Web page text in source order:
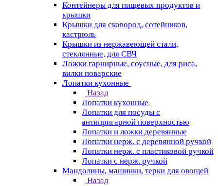
Контейнеры для пищевых продуктов и
крышки
Крышки для сковород, сотейников,
кастрюль
Крышки из нержавеющей стали,
стеклянные, для СВЧ
Ложки гарнирные, соусные, для риса,
вилки поварские
Лопатки кухонные
Назад
Лопатки кухонные
Лопатки для посуды с
антипригарной поверхностью
Лопатки и ложки деревянные
Лопатки нерж. с деревянной ручкой
Лопатки нерж. с пластиковой ручкой
Лопатки с нерж. ручкой
Мандолины, машинки, терки для овощей
Назад